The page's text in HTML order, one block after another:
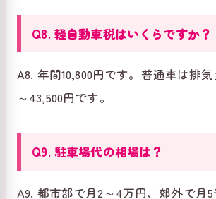
Q8. 軽自動車税はいくらですか？
A8. 年間10,800円です。普通車は排
～43,500円です。
Q9. 駐車場代の相場は？
A9. 都市部で月2～4万円、郊外で月